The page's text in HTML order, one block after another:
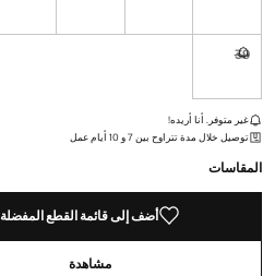
39
القطع الأخيرة!
غير متوفر. أنا أريده!
توصيل خلال مدة تتراوح بين 7 و 10 أيام عمل
المقاسات
أضف إلى قائمة القطع المفضلة
مشاهدة